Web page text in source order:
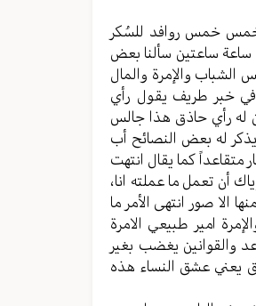
بخمس خمس روافد للسُکر
ساعة ساعتین سألنا بعض
والإمرة والمال
في خبر طریف یقول رأي
له رأي حاذق هذا جالس
له بعض النصائح أب
متقاعداً کما یقال انتهت
أن تعمل ما عملته انا،
الا صور انتهی الأمر ما
امیر طبیعي الامرة
والقوانین یغضب بغیر
یعني عشق النساء هذه